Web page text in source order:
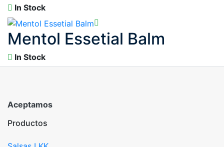
In Stock
Mentol Essetial Balm
In Stock
Aceptamos
Productos